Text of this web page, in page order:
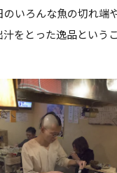
のいろんな魚の切れ端
をとった逸品という